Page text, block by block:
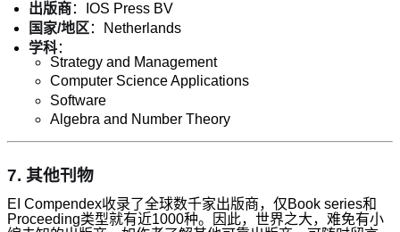
出版商：IOS Press BV
国家/地区 ：Netherlands
学科：
Strategy and Management
Computer Science Applications
Software
Algebra and Number Theory
7. 其他刊物
EI Compendex收录了全球数千家出版商，仅Book series和
Proceeding类型就有近1000种。因此，世界之大，难免有小